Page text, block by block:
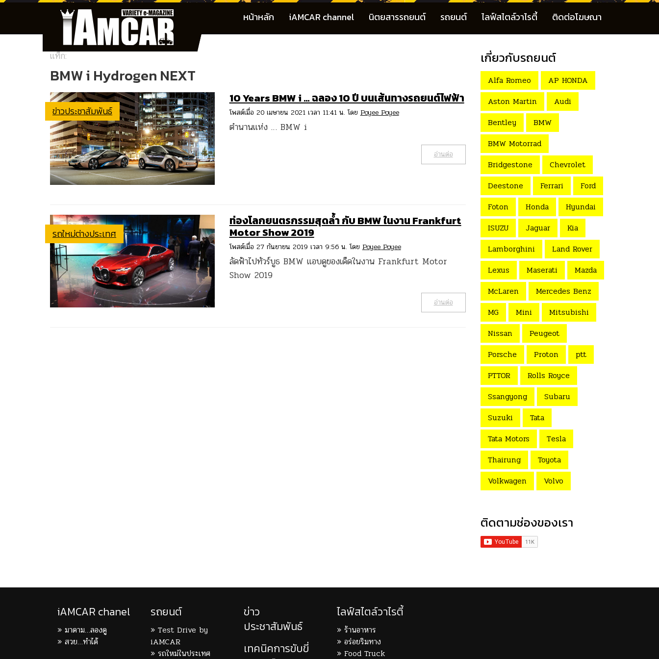
หน้าหลัก iAMCAR channel นิตยสารรถยนต์ รถยนต์ ไลฟ์สไตล์วาไรตี้ ติดต่อโฆษณา
แท็ก:
BMW i Hydrogen NEXT
ข่าวประชาสัมพันธ์
10 Years BMW i … ฉลอง 10 ปี บนเส้นทางรถยนต์ไฟฟ้า
โพสต์เมื่อ 20 เมษายน 2021 เวลา 11:41 น. โดย Poyee Poyee
ตำนานแห่ง … BMW i
อ่านต่อ
รถใหม่ต่างประเทศ
ท่องโลกยนตรกรรมสุดล้ำ กับ BMW ในงาน Frankfurt
Motor Show 2019
โพสต์เมื่อ 27 กันยายน 2019 เวลา 9:56 น. โดย Poyee Poyee
ลัดฟ้าไปทัวร์บูธ BMW แอบดูของเด็ดในงาน Frankfurt Motor
Show 2019
อ่านต่อ
เกี่ยวกับรถยนต์
Alfa Romeo
AP HONDA
Aston Martin
Audi
Bentley
BMW
BMW Motorrad
Bridgestone
Chevrolet
Deestone
Ferrari
Ford
Foton
Honda
Hyundai
ISUZU
Jaguar
Kia
Lamborghini
Land Rover
Lexus
Maserati
Mazda
McLaren
Mercedes Benz
MG
Mini
Mitsubishi
Nissan
Peugeot
Porsche
Proton
ptt
PTTOR
Rolls Royce
Ssangyong
Subaru
Suzuki
Tata
Tata Motors
Tesla
Thairung
Toyota
Volkwagen
Volvo
ติดตามช่องของเรา
iAMCAR chanel
มาดาม…ลองดู
สวย…ทำได้
รถยนต์
Test Drive by
iAMCAR
รถใหม่ในประเทศ
ข่าว
ประชาสัมพันธ์
เทคนิคการขับขี่
ไลฟ์สไตล์วาไรตี้
ร้านอาหาร
อร่อยริมทาง
Food Truck